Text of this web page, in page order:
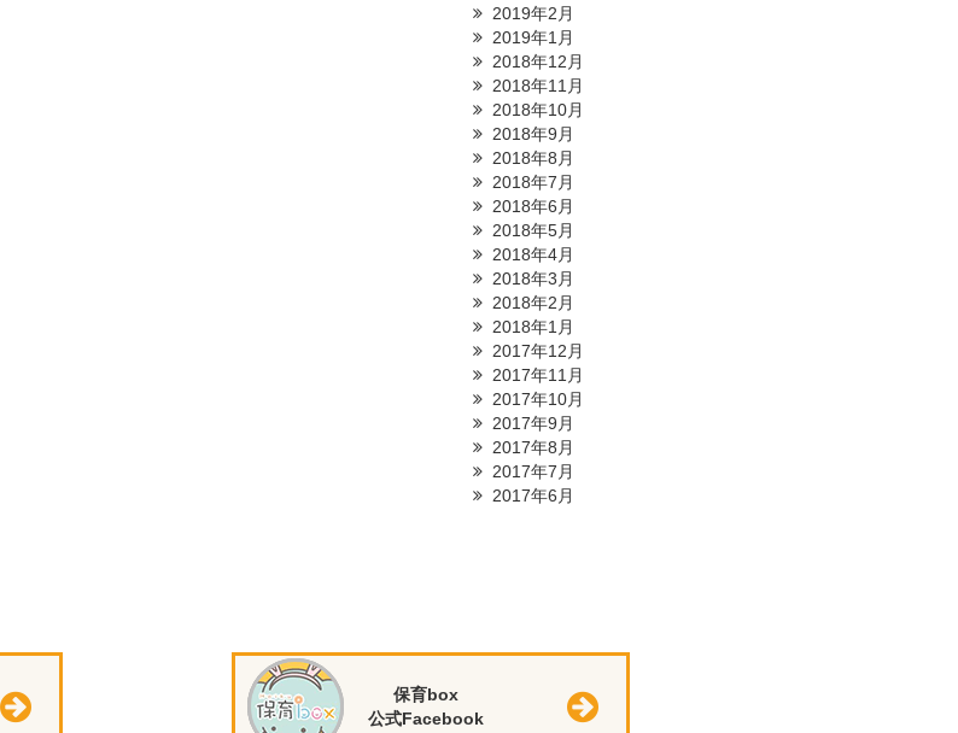
2019年2月
2019年1月
2018年12月
2018年11月
2018年10月
2018年9月
2018年8月
2018年7月
2018年6月
2018年5月
2018年4月
2018年3月
2018年2月
2018年1月
2017年12月
2017年11月
2017年10月
2017年9月
2017年8月
2017年7月
2017年6月
保育box
公式Facebook